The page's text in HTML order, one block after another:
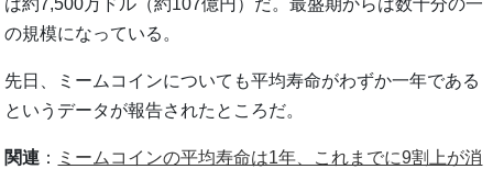
は約7,500万ドル（約107億円）だ。最盛期からは数十分の一
の規模になっている。
先日、ミームコインについても平均寿命がわずか一年である
というデータが報告されたところだ。
関連 ：
ミームコインの平均寿命は1年、これまでに9割上が消